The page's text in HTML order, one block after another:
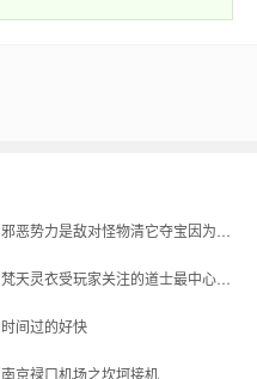
邪恶势力是敌对怪物清它夺宝因为每一个副本里面都有竞争性要抢刷新点
梵天灵衣受玩家关注的道士最中心装备与越练越猛帮衬一把
时间过的好快
南京禄口机场之坎坷接机